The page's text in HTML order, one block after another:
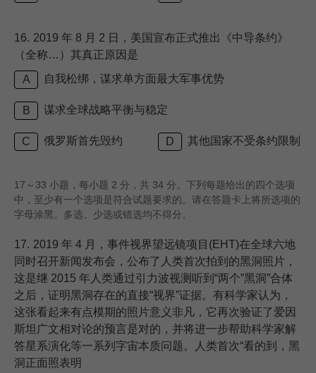
16. 2019 年 8 月 2 日，美国宣布正式推出《中导条约》
（全称…）其真正原因是
A 自我松绑，谋求单方面最大军事优势
B 谋求全球战略平衡与稳定
C 俄罗斯首先毁约 D 其他国家不受条约限制
17～33 小题，每小题 2 分，共 34 分。下列每题给出的四个选项
中，至少有一个选项是符合试题要求的。请在答题卡上将所选项的
字母涂黑。多选、少选或错选均不得分。
17. 2019 年 4 月，事件视界望远镜项目(EHT)在全球六地
同时召开新闻发布会，公布了人类首次拍到的黑洞照片，
这是继 2015 年人类通过引力波视测听到“两个”黑洞”合体
之后，证明黑洞存在的直接“视界”证据。有科学家认为，
这张看起来有点模期的照片意义非凡，它再次验证了爱因
斯坦广文相对论的预言是对的，并将进一步帮助科学家解
答星系演化等一系列字宙本质问题。人类首次“看的到，黑
洞正面照表明